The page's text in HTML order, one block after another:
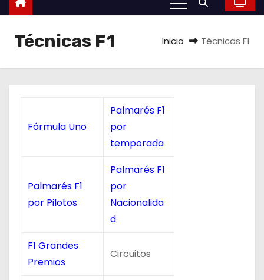
Técnicas F1 Inicio Técnicas F1
Fórmula Uno
Palmarés F1
por
temporada
Palmarés F1
por Pilotos
Palmarés F1
por
Nacionalida
d
F1 Grandes
Premios
Circuitos